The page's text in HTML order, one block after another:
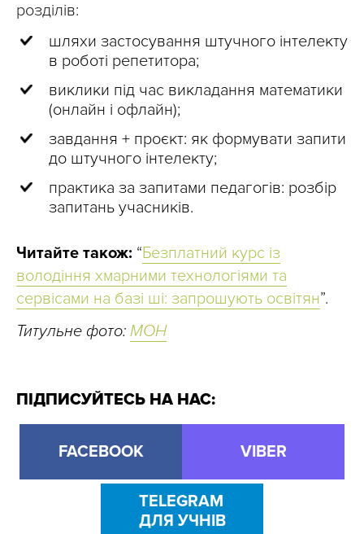
розділів:
шляхи застосування штучного інтелекту
в роботі репетитора;
виклики під час викладання математики
(онлайн і офлайн);
завдання + проєкт: як формувати запити
до штучного інтелекту;
практика за запитами педагогів: розбір
запитань учасників.
Читайте також: “Безплатний курс із
володіння хмарними технологіями та
сервісами на базі ші: запрошують освітян”.
Титульне фото: МОН
ПІДПИСУЙТЕСЬ НА НАС:
FACEBOOK VIBER
TELEGRAM
ДЛЯ УЧНІВ